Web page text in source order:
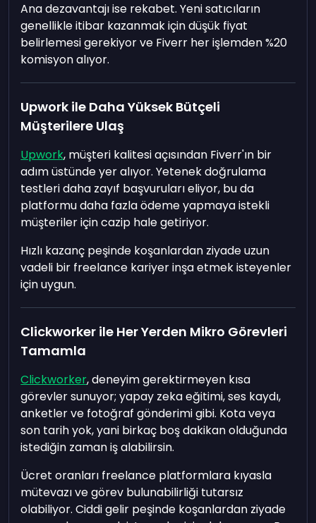
Ana dezavantajı ise rekabet. Yeni satıcıların
genellikle itibar kazanmak için düşük fiyat
belirlemesi gerekiyor ve Fiverr her işlemden %20
komisyon alıyor.
Upwork ile Daha Yüksek Bütçeli
Müşterilere Ulaş
Upwork, müşteri kalitesi açısından Fiverr'ın bir
adım üstünde yer alıyor. Yetenek doğrulama
testleri daha zayıf başvuruları eliyor, bu da
platformu daha fazla ödeme yapmaya istekli
müşteriler için cazip hale getiriyor.
Hızlı kazanç peşinde koşanlardan ziyade uzun
vadeli bir freelance kariyer inşa etmek isteyenler
için uygun.
Clickworker ile Her Yerden Mikro Görevleri
Tamamla
Clickworker, deneyim gerektirmeyen kısa
görevler sunuyor; yapay zeka eğitimi, ses kaydı,
anketler ve fotoğraf gönderimi gibi. Kota veya
son tarih yok, yani birkaç boş dakikan olduğunda
istediğin zaman iş alabilirsin.
Ücret oranları freelance platformlara kıyasla
mütevazı ve görev bulunabilirliği tutarsız
olabiliyor. Ciddi gelir peşinde koşanlardan ziyade